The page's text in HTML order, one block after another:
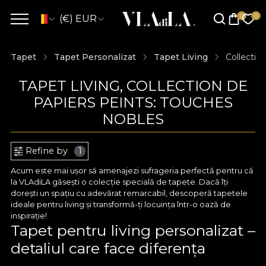
(€) EUR
Tapet Tapet Personalizat Tapet Living
TAPET LIVING, COLLECTION DE
PAPIERS PEINTS: TOUCHES
NOBLES
Refine by 1
Acum este mai ușor să amenajezi sufrageria perfectă pentru că
la VLAdiLA găsești o colecție specială de tapete. Dacă îți
dorești un spațiu cu adevărat remarcabil, descoperă tapetele
ideale pentru living și transformă-ți locuința într-o oază de
inspirație!
Tapet pentru living personalizat –
detaliul care face diferența